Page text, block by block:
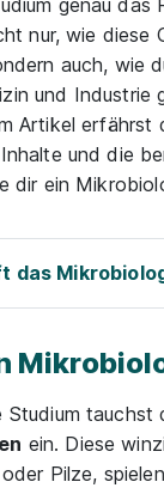
genau das
nur, wie diese
auch, wie
und Industrie
Artikel erfährst
und die
dir ein
das
Studium tauchst
ein. Diese
Pilze,